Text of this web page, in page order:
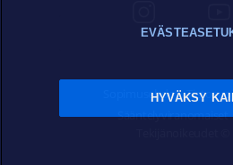
Sopimusehdot
Sääntelyviranomaiset
HYVÄKSY